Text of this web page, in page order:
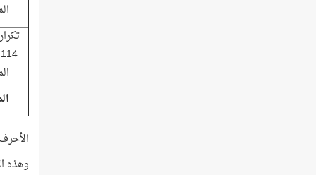
الأحرف
وهذه